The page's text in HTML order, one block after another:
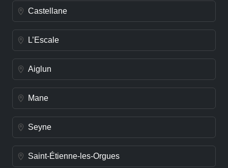
Castellane
L’Escale
Aiglun
Mane
Seyne
Saint-Étienne-les-Orgues